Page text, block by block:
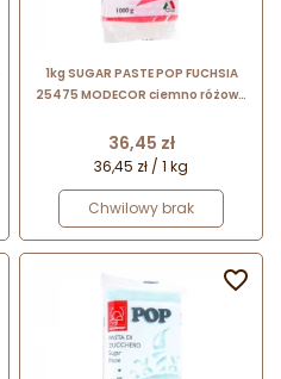
1kg SUGAR PASTE POP FUCHSIA
25475 MODECOR ciemno różowa
Cena
36,45 zł
36,45 zł / 1 kg
Chwilowy brak
